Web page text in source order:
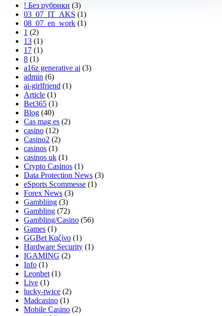
! Без рубрики (3)
03_07_IT_AKS (1)
08_07_en_work (1)
1 (2)
13 (1)
17 (1)
8 (1)
a16z generative ai (3)
admin (6)
ai-girlfriend (1)
Article (1)
Bet365 (1)
Blog (40)
Cas mag es (2)
casino (12)
Casino2 (2)
casinos (1)
casinos uk (1)
Crypto Casinos (1)
Data Protection News (3)
eSports Scommesse (1)
Forex News (3)
Gambliing (3)
Gambling (72)
Gambling/Casino (56)
Games (1)
GGBet Καζίνο (1)
Hardware Security (1)
IGAMING (2)
Info (1)
Leonbet (1)
Live (1)
lucky-twice (2)
Madcasino (1)
Mobile Casino (2)